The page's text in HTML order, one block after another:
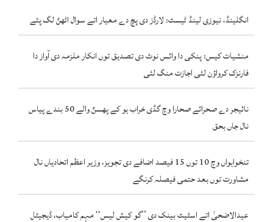
انگلینڈ، نیوزی لینڈ ٹیسٹ: لارڈز دی پچ دے معیار اتے سوال اٹھݨ لگ پئے
منشیات کیس: پنکی دا وائس نوٹ دی تصدیق توں انکار ملزمہ دی آواز دا
فارنزک کرواؤن لئی اجازت منگ لئی
نائیجر دے صحرائے صحارا وچ گڈی خراب ہو کے پھسݨ والے 50 بندے پیاس
نال جاں بحق
تنخواہواں وچ 10 توں 15 فیصد اضافے دی تجویز، وزیر اعظم اتحادیاں نال
مشاورت توں بعد حتمی فیصلہ کرنگے
عیدالاضحیٰ اتے اسٹیٹ بینک دی ’’گو کیش لیس‘‘ مہم کامیاب، ڈیجیٹل